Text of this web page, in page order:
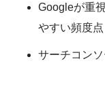
Googleが重
やすい頻度点
サーチコン